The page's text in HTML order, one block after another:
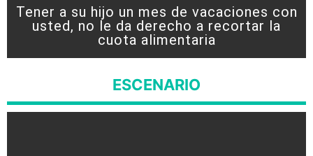
Tener a su hijo un mes de vacaciones con
usted, no le da derecho a recortar la
cuota alimentaria
ESCENARIO